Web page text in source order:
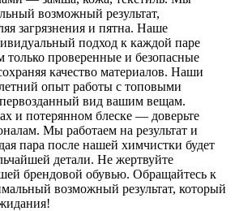
возможный результат,
загрязнения и пятна. Наше
подход к каждой паре
проверенные и безопасные
качество материалов. Наши
опыт работы с топовыми
вид вашим вещам.
и потерянном блеске — доверьте
Мы работаем на результат и
пара после нашей химчистки будет
детали. Не жертвуйте
брендовой обувью. Обращайтесь к
возможный результат, который